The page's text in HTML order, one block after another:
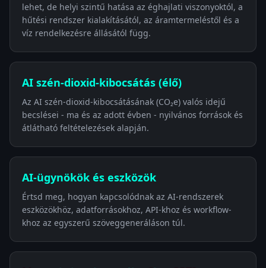
lehet, de helyi szintű hatása az éghajlati viszonyoktól, a
hűtési rendszer kialakításától, az áramtermeléstől és a
víz rendelkezésre állásától függ.
AI szén-dioxid-kibocsátás (élő)
Az AI szén-dioxid-kibocsátásának (CO₂e) valós idejű
becslései - ma és az adott évben - nyilvános források és
átlátható feltételezések alapján.
AI-ügynökök és eszközök
Értsd meg, hogyan kapcsolódnak az AI-rendszerek
eszközökhöz, adatforrásokhoz, API-khoz és workflow-
khoz az egyszerű szöveggeneráláson túl.